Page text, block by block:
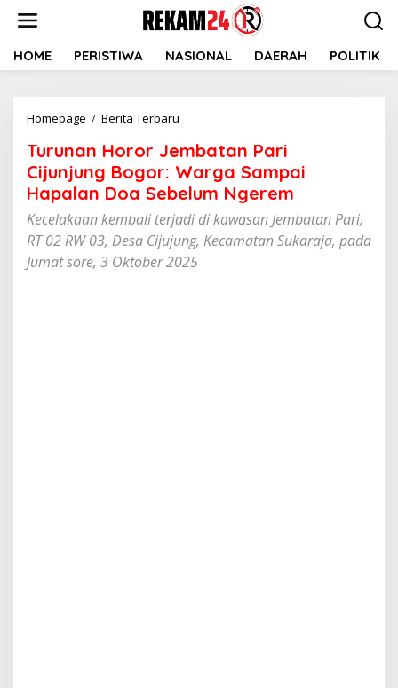
HOME PERISTIWA NASIONAL DAERAH POLITIK
Homepage / Berita Terbaru
Jembatan
Pari
Cijunjung
Bogor:
Warga
Sampai
Hapalan
Doa
Turunan Horor Jembatan Pari
Cijunjung Bogor: Warga Sampai
Hapalan Doa Sebelum Ngerem
Kecelakaan kembali terjadi di kawasan Jembatan Pari,
RT 02 RW 03, Desa Cijujung, Kecamatan Sukaraja, pada
Jumat sore, 3 Oktober 2025